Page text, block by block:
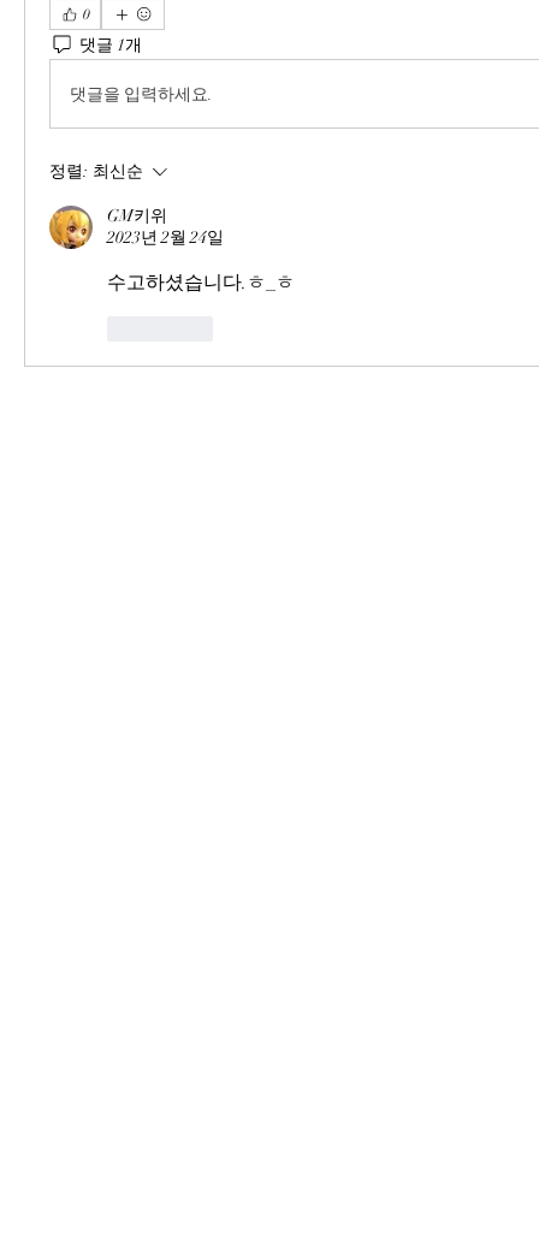
0
댓글 1개
댓글을 입력하세요.
정렬: 최신순
GM키위
2023년 2월 24일
수고하셨습니다.ㅎ_ㅎ